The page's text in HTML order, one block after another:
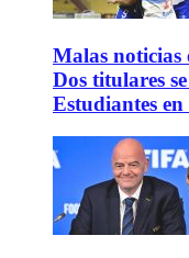
Malas noticias
Dos titulares
Estudiantes